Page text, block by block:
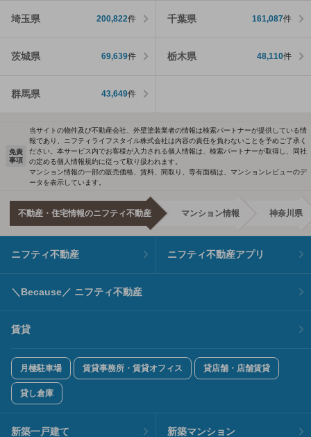
埼玉県 200,822件 千葉県 161,087件
茨城県 69,639件 栃木県 48,110件
群馬県 43,649件
免責
事項
当サイトの物件及び不動産会社、外壁塗装業者の情報は検索パートナーが提供している情
報であり、ニフティライフスタイル株式会社は内容の責任を負わないことを予めご了承く
ださい。本サービス内でお客様が入力される個人情報は、検索パートナーが取得し、同社
の定める個人情報規約に従って取り扱われます。
マンション情報の一部の販売価格、賃料、間取り、専有面積は、マンションレビューのデ
ータを表示しています。
不動産・住宅情報のニフティ不動産 マンション情報 神奈川県
ニフティ不動産 ニフティ不動産アプリ
＼Because／ ニフティ不動産
賃貸
月極駐車場 賃貸事務所・賃貸オフィス 貸店舗・店舗賃貸
貸し倉庫
新築一戸建て 新築マンション